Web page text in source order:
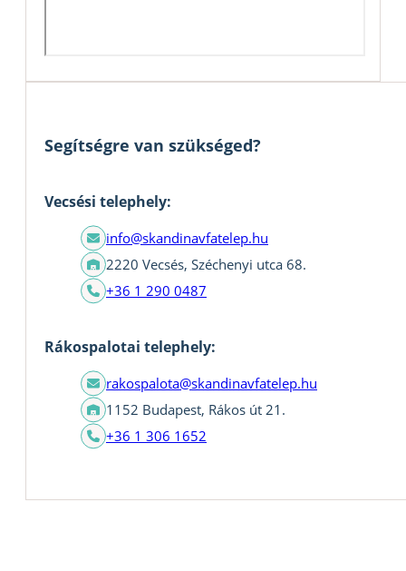
Segítségre van szükséged?
Vecsési telephely:
info@skandinavfatelep.hu
2220 Vecsés, Széchenyi utca 68.
+36 1 290 0487
Rákospalotai telephely:
rakospalota@skandinavfatelep.hu
1152 Budapest, Rákos út 21.
+36 1 306 1652